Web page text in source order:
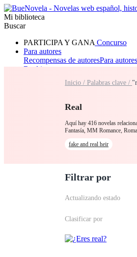
Mi biblioteca
Buscar
PARTICIPA Y GANA Concurso
Para autores
Recompensas de autoresPara autores
Ranking
RomanceHombre lobo
Inicio / Palabras clave /
Real
Aquí hay 416 novelas
Fantasía, MM Romance,
fake and real heir
Filtrar por
Actualizando estado
Clasificar por